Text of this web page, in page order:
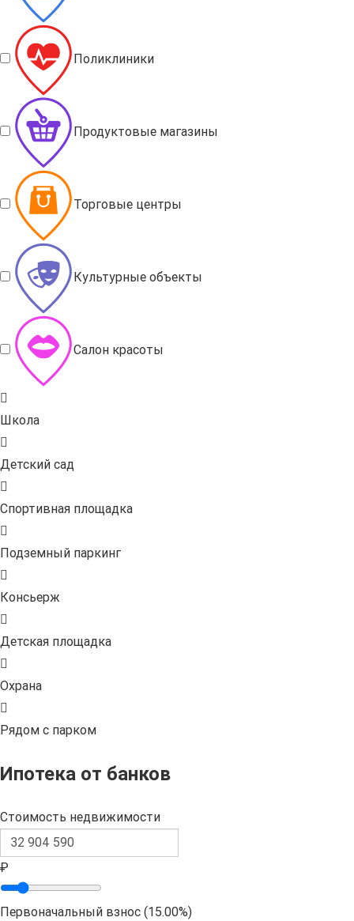
Поликлиники
Продуктовые магазины
Торговые центры
Культурные объекты
Салон красоты
Школа
Детский сад
Спортивная площадка
Подземный паркинг
Консьерж
Детская площадка
Охрана
Рядом с парком
Ипотека от банков
Стоимость недвижимости
₽
Первоначальный взнос (15.00%)